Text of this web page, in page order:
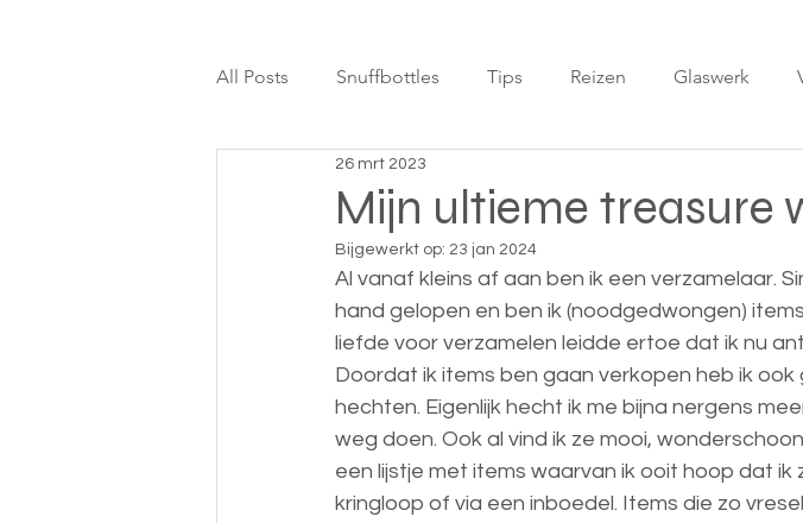
All Posts Snuffbottles Tips Reizen Glaswerk
Porselein
Mijn ultieme treasure
26 mrt 2023
Bijgewerkt op: 23 jan 2024
Al vanaf kleins af aan ben ik een verzamelaar.
hand gelopen en ben ik (noodgedwongen)
liefde voor verzamelen leidde ertoe dat ik nu
Doordat ik items ben gaan verkopen heb ik
hechten. Eigenlijk hecht ik me bijna nergens
weg doen. Ook al vind ik ze mooi,
een lijstje met items waarvan ik ooit hoop dat ik
kringloop of via een inboedel. Items die zo